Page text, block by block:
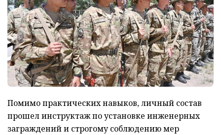
Помимо практических навыков, личный состав
прошел инструктаж по установке инженерных
заграждений и строгому соблюдению мер